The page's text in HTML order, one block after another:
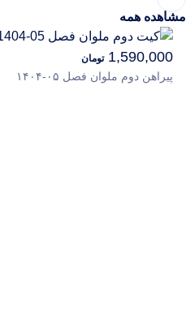
همه
تومان
دوم ملوان فصل ۰۵-۱۴۰۴